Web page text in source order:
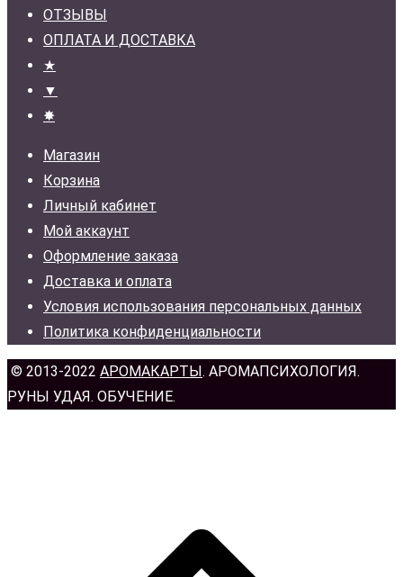
ОТЗЫВЫ
ОПЛАТА И ДОСТАВКА
★
▼
✸
Магазин
Корзина
Личный кабинет
Мой аккаунт
Оформление заказа
Доставка и оплата
Условия использования персональных данных
Политика конфиденциальности
© 2013-2022 АРОМАКАРТЫ . АРОМАПСИХОЛОГИЯ.
РУНЫ УДАЯ. ОБУЧЕНИЕ.